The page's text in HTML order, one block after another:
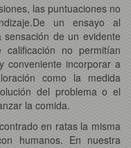
las puntuaciones no
un ensayo al
de un evidente
no permitían
conveniente incorporar a
como la medida
del problema o el
la comida.
en ratas la misma
humanos. En nuestra